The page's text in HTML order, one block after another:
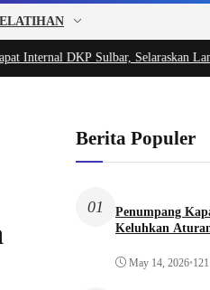
Internal DKP Sulbar, Selaraskan
Berita Populer
01
Penumpang
Keluhkan
May 14, 2026•